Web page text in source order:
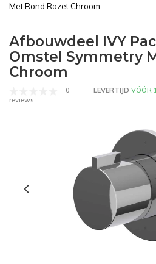
Met Rond Rozet Chroom
Afbouwdeel IVY
Omstel Symmetry
Chroom
0
reviews
LEVERTIJD VÓÓR